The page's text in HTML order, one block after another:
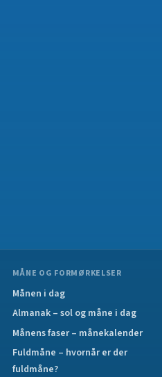
MÅNE OG FORMØRKELSER
Månen i dag
Almanak – sol og måne i dag
Månens faser – månekalender
Fuldmåne – hvornår er der
fuldmåne?